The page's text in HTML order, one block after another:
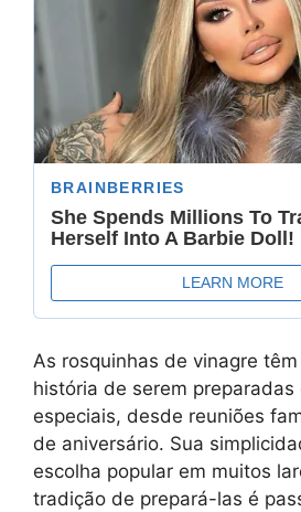
As rosquinhas de vinagre
história de serem preparadas
especiais, desde reuniões
de aniversário. Sua
escolha popular em muitos
tradição de prepará-las é